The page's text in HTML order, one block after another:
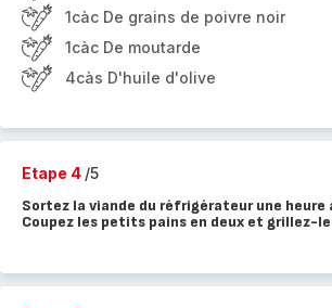
1càc De grains de poivre noir
1càc De moutarde
4càs D'huile d'olive
Etape 4 /5
Sortez la viande du réfrigérateur une
Coupez les petits pains en deux et grillez-